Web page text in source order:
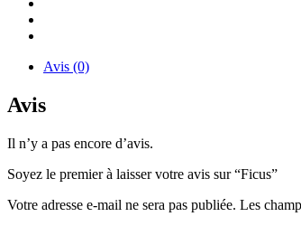
Avis (0)
Avis
Il n’y a pas encore d’avis.
Soyez le premier à laisser votre avis sur “Ficus”
Votre adresse e-mail ne sera pas publiée. Les